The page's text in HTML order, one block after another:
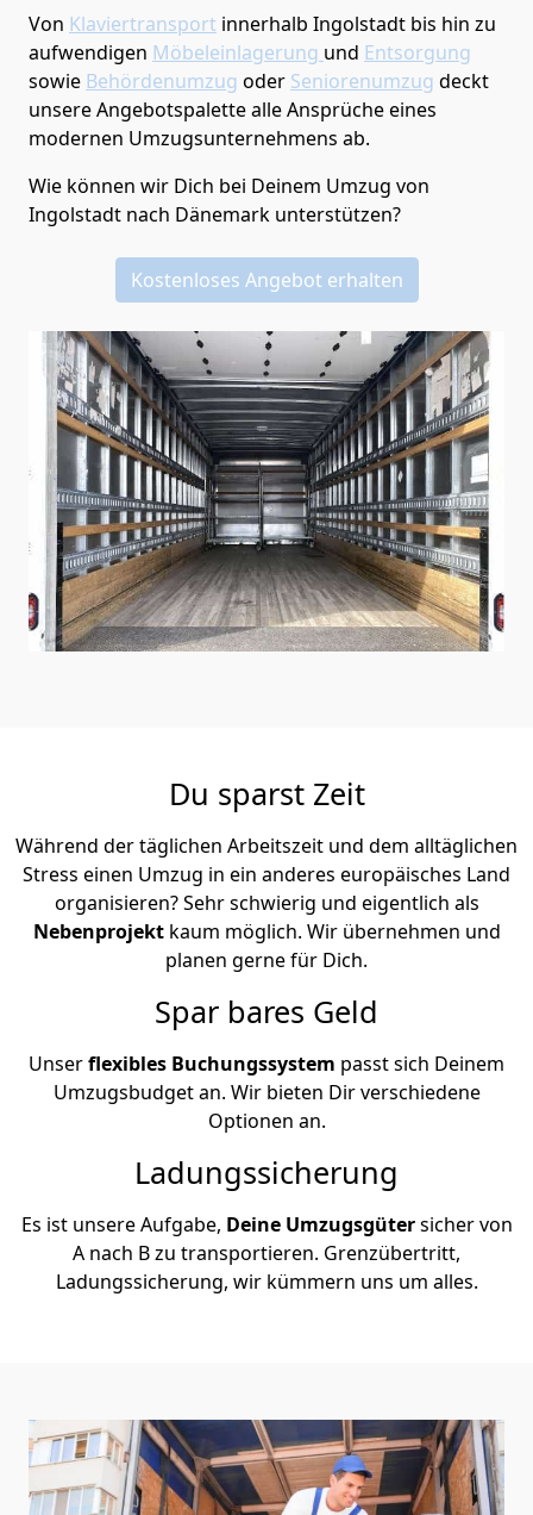
Von Klaviertransport innerhalb Ingolstadt bis hin zu
aufwendigen Möbeleinlagerung und Entsorgung
sowie Behördenumzug oder Seniorenumzug deckt
unsere Angebotspalette alle Ansprüche eines
modernen Umzugsunternehmens ab.
Wie können wir Dich bei Deinem Umzug von
Ingolstadt nach Dänemark unterstützen?
Kostenloses Angebot erhalten
Du sparst Zeit
Während der täglichen Arbeitszeit und dem alltäglichen
Stress einen Umzug in ein anderes europäisches Land
organisieren? Sehr schwierig und eigentlich als
Nebenprojekt kaum möglich. Wir übernehmen und
planen gerne für Dich.
Spar bares Geld
Unserflexibles Buchungssystem passt sich Deinem
Umzugsbudget an. Wir bieten Dir verschiedene
Optionen an.
Ladungssicherung
Es ist unsere Aufgabe, Deine Umzugsgütersicher von
A nach B zu transportieren. Grenzübertritt,
Ladungssicherung, wir kümmern uns um alles.